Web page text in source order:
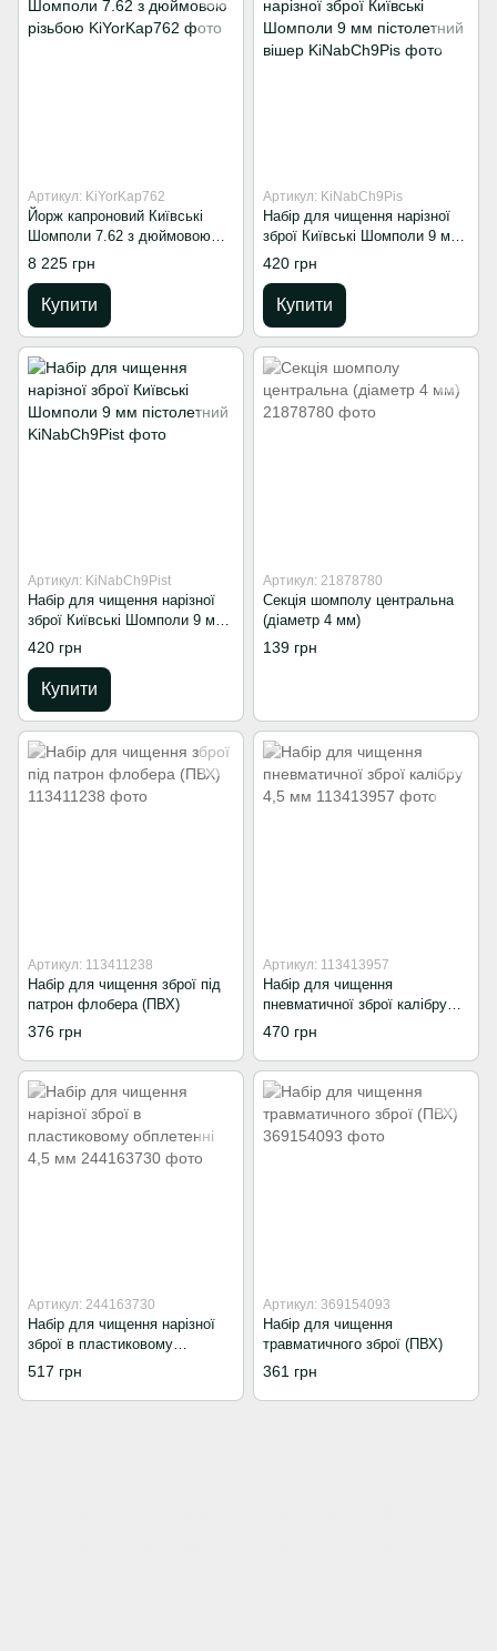
Артикул: KiYorKap762
Йорж капроновий Київські
Шомполи 7.62 з дюймовою
різьбою
8 225 грн
Купити
Артикул: KiNabCh9Pis
Набір для чищення нарізної
зброї Київські Шомполи 9 мм
пістолетний вішер
420 грн
Купити
Артикул: KiNabCh9Pist
Набір для чищення нарізної
зброї Київські Шомполи 9 мм
пістолетний
420 грн
Купити
Артикул: 21878780
Секція шомполу центральна
(діаметр 4 мм)
139 грн
Артикул: 113411238
Набір для чищення зброї під
патрон флобера (ПВХ)
376 грн
Артикул: 113413957
Набір для чищення
пневматичної зброї калібру
4,5 мм
470 грн
Артикул: 244163730
Набір для чищення нарізної
зброї в пластиковому
обплетенні 4,5 мм
517 грн
Артикул: 369154093
Набір для чищення
травматичного зброї (ПВХ)
361 грн